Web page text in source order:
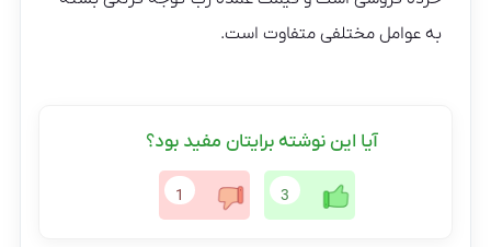
به عوامل مختلفی متفاوت است.
آیا این نوشته برایتان مفید بود؟
3
1